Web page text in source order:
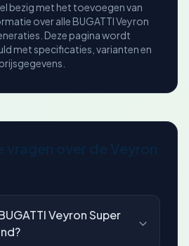
bezig met het toevoegen van
over alle BUGATTI Veyron
Deze pagina wordt
met specificaties, varianten en
prijsgegevens.
Veyron Super